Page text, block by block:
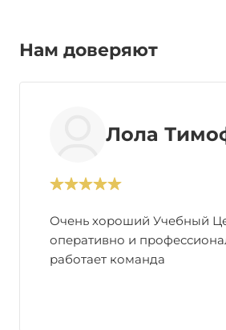
Нам доверяют
Лола
Очень хороший Учебный
оперативно и
работает команда